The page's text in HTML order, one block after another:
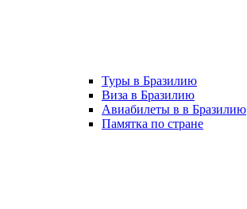
Туры в Бразилию
Виза в Бразилию
Авиабилеты в в Бразилию
Памятка по стране